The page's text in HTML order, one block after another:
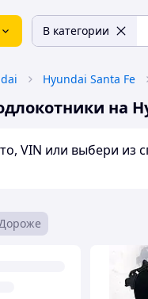
В категории
Hyundai Santa Fe
на
VIN или выбери из